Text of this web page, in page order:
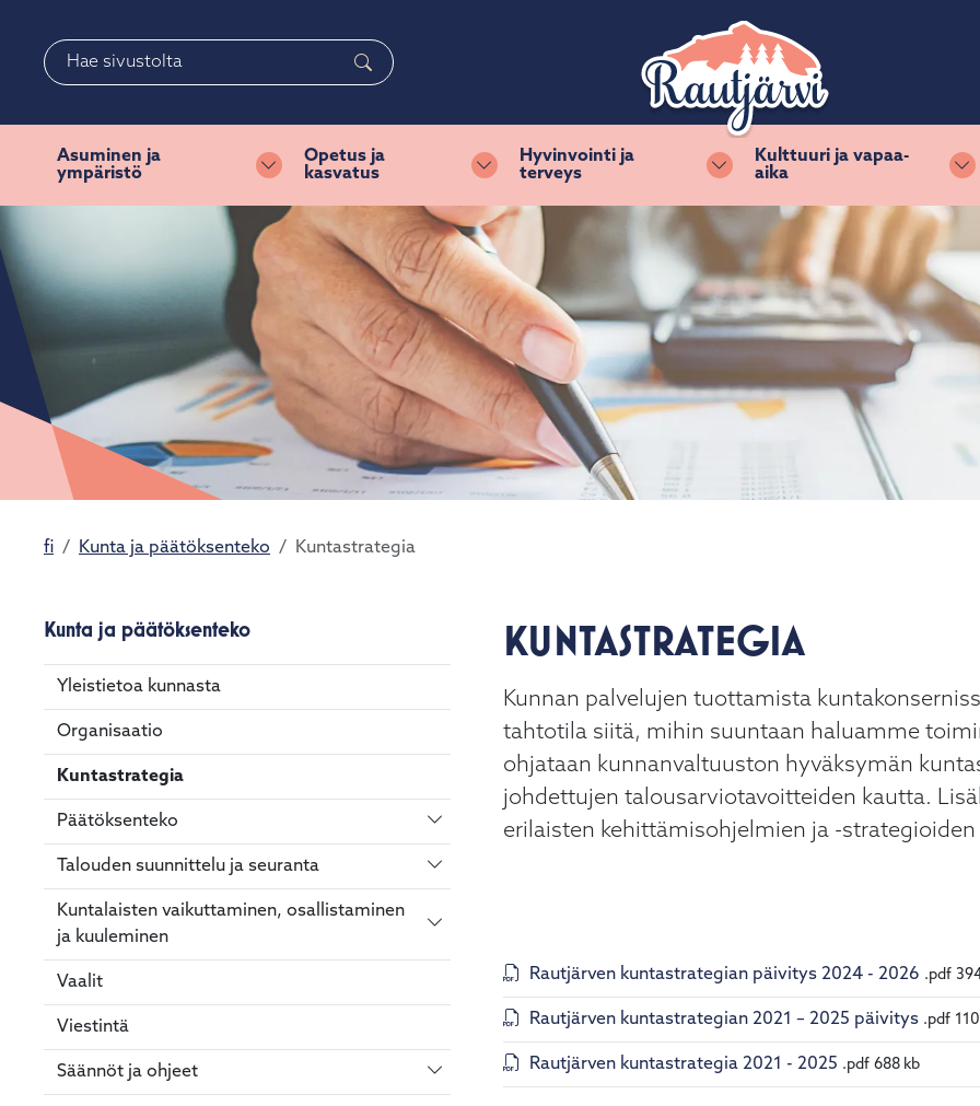
Haku
Asuminen ja
ympäristö
Vaihda alasvetovalikkoa
Opetus ja
kasvatus
Vaihda alasvetovalikkoa
Hyvinvointi ja
terveys
Vaihda alasvetovalikkoa
Kulttuuri ja vapaa-
aika
fi Kunta ja päätöksenteko Kuntastrategia
Kunta ja päätöksenteko
Yleistietoa kunnasta
Organisaatio
Kuntastrategia
Päätöksenteko Vaihda alasvetovalikkoa
Talouden suunnittelu ja seuranta Vaihda alasvetovalikkoa
Kuntalaisten vaikuttaminen, osallistaminen
ja kuuleminen
Vaihda alasvetovalikkoa
Vaalit
Viestintä
Säännöt ja ohjeet Vaihda alasvetovalikkoa
KUNTASTRATEGIA
Kunnan palvelujen tuottamista
tahtotila siitä, mihin suuntaan haluamme
ohjataan kunnanvaltuuston hyväksymän
johdettujen talousarviotavoitteiden kautta.
erilaisten kehittämisohjelmien ja -strategioiden
Rautjärven kuntastrategian päivitys 2024 - 2026 .pdf
Rautjärven kuntastrategian 2021 – 2025 päivitys .pdf
Rautjärven kuntastrategia 2021 - 2025 .pdf 688 kb